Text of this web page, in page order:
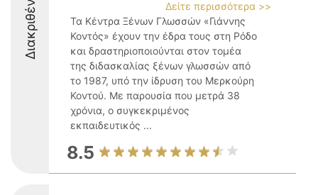
Διακριθέντες
Δείτε περισσότερα >>
Τα Κέντρα Ξένων Γλωσσών «Γιάννης
Κοντός» έχουν την έδρα τους στη Ρόδο
και δραστηριοποιούνται στον τομέα
της διδασκαλίας ξένων γλωσσών από
το 1987, υπό την ίδρυση του Μερκούρη
Κοντού. Με παρουσία που μετρά 38
χρόνια, ο συγκεκριμένος
εκπαιδευτικός ...
8.5